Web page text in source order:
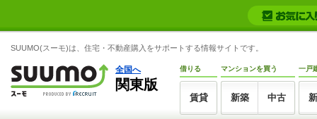
SUUMO(スーモ)は、住宅・不動産購入をサポートする情報サイトです。
全国へ
関東版
借りる
賃貸
マンションを買う
新築 中古
一戸